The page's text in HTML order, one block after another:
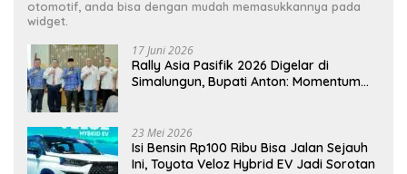
otomotif, anda bisa dengan mudah memasukkannya pada
widget.
17 Juni 2026
Rally Asia Pasifik 2026 Digelar di
Simalungun, Bupati Anton: Momentum
23 Mei 2026
Isi Bensin Rp100 Ribu Bisa Jalan Sejauh
Ini, Toyota Veloz Hybrid EV Jadi Sorotan